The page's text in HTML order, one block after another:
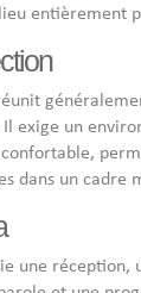
entièrement
exige un
dans un cadre
une réception,